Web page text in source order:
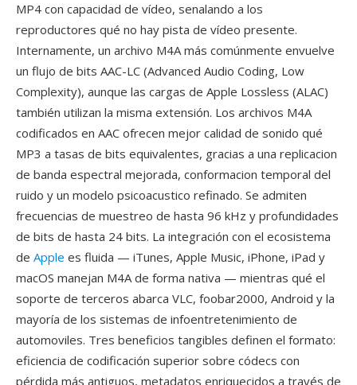
MP4 con capacidad de vídeo, senalando a los
reproductores qué no hay pista de vídeo presente.
Internamente, un archivo M4A más comúnmente envuelve
un flujo de bits AAC-LC (Advanced Audio Coding, Low
Complexity), aunque las cargas de Apple Lossless (ALAC)
también utilizan la misma extensión. Los archivos M4A
codificados en AAC ofrecen mejor calidad de sonido qué
MP3 a tasas de bits equivalentes, gracias a una replicacion
de banda espectral mejorada, conformacion temporal del
ruido y un modelo psicoacustico refinado. Se admiten
frecuencias de muestreo de hasta 96 kHz y profundidades
de bits de hasta 24 bits. La integración con el ecosistema
de Apple es fluida — iTunes, Apple Music, iPhone, iPad y
macOS manejan M4A de forma nativa — mientras qué el
soporte de terceros abarca VLC, foobar2000, Android y la
mayoría de los sistemas de infoentretenimiento de
automoviles. Tres beneficios tangibles definen el formato:
eficiencia de codificación superior sobre códecs con
pérdida más antiguos, metadatos enriquecidos a través de